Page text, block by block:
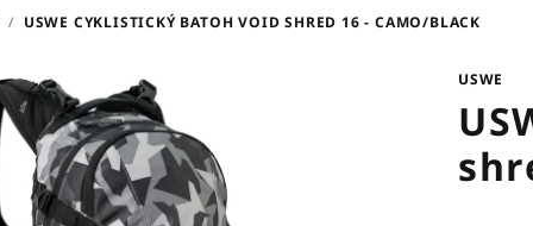
/ USWE CYKLISTICKÝ BATOH VOID SHRED 16 - CAMO/BLACK
USWE